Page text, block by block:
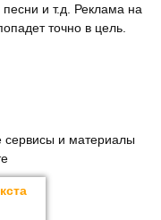
и т.д. Реклама на
точно в цель.
и материалы